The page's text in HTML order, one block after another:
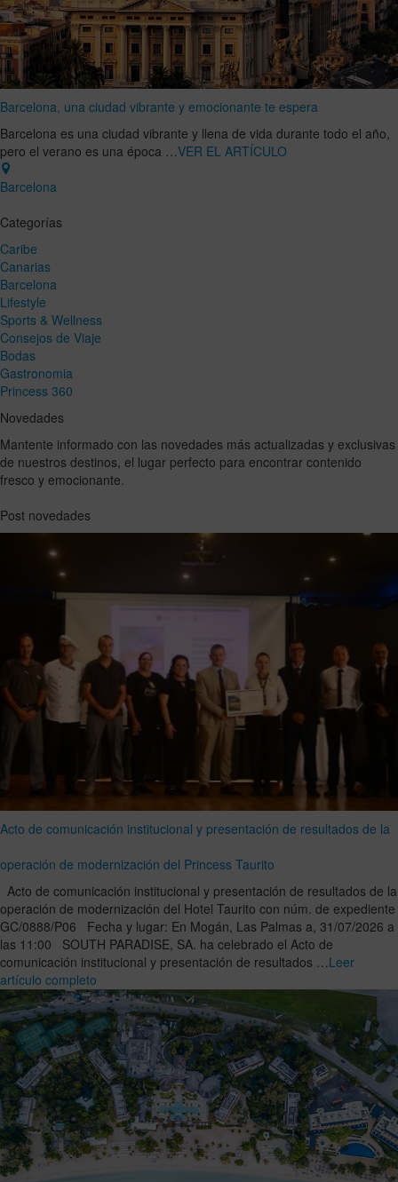
Barcelona, una ciudad vibrante y emocionante te espera
Barcelona es una ciudad vibrante y llena de vida durante todo el año,
pero el verano es una época …VER EL ARTÍCULO
Barcelona
Categorías
Caribe
Canarias
Barcelona
Lifestyle
Sports & Wellness
Consejos de Viaje
Bodas
Gastronomia
Princess 360
Novedades
Mantente informado con las novedades más actualizadas y exclusivas
de nuestros destinos, el lugar perfecto para encontrar contenido
fresco y emocionante.
Post novedades
Acto de comunicación institucional y presentación de resultados de la
operación de modernización del Princess Taurito
Acto de comunicación institucional y presentación de resultados de la
operación de modernización del Hotel Taurito con núm. de expediente
GC/0888/P06 Fecha y lugar: En Mogán, Las Palmas a, 31/07/2026 a
las 11:00 SOUTH PARADISE, SA. ha celebrado el Acto de
comunicación institucional y presentación de resultados …Leer
artículo completo